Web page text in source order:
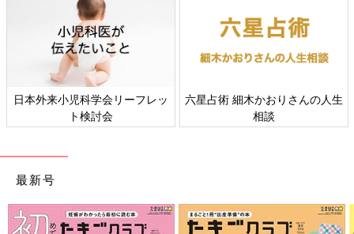
六星占術 細木かおりさんの人生
相談
すべての赤ちゃんや家族にとっ
て、よりよい社会・環境となる
最新号